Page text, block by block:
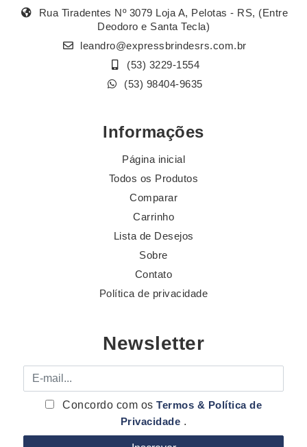
Rua Tiradentes Nº 3079 Loja A, Pelotas - RS, (Entre
Deodoro e Santa Tecla)
leandro@expressbrindesrs.com.br
(53) 3229-1554
(53) 98404-9635
Informações
Página inicial
Todos os Produtos
Comparar
Carrinho
Lista de Desejos
Sobre
Contato
Política de privacidade
Newsletter
E-mail
Concordo com osTermos & Política de
Privacidade .